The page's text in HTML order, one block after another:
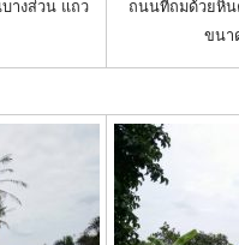
างส่วน แถว
ถนนที่ถมด้วยหิน
ขนา